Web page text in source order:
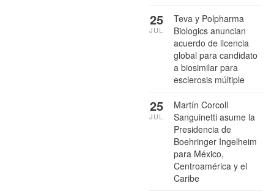
Teva y Polpharma
Biologics anuncian
acuerdo de licencia
global para candidato
a biosimilar para
esclerosis múltiple
25
JUL
Martín Corcoll
Sanguinetti asume la
Presidencia de
Boehringer Ingelheim
para México,
Centroamérica y el
Caribe
25
JUL